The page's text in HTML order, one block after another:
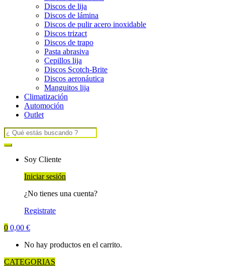
Discos de lija
Discos de lámina
Discos de pulir acero inoxidable
Discos trizact
Discos de trapo
Pasta abrasiva
Cepillos lija
Discos Scotch-Brite
Discos aeronáutica
Manguitos lija
Climatización
Automoción
Outlet
Search
for:
Soy Cliente
Iniciar sesión
¿No tienes una cuenta?
Registrate
0 0,00 €
No hay productos en el carrito.
CATEGORIAS